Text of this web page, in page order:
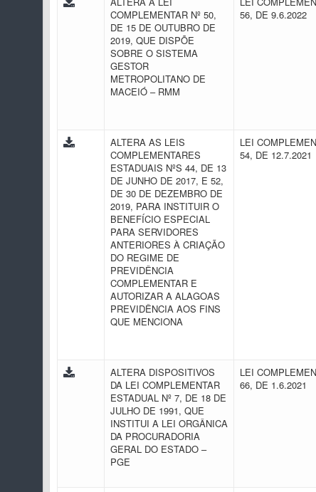
COMPLEMENTAR Nº 50,
DE 15 DE OUTUBRO DE
2019, QUE DISPÕE
SOBRE O SISTEMA
GESTOR
METROPOLITANO DE
MACEIÓ – RMM
56, DE 9.6.2022
ALTERA AS LEIS
COMPLEMENTARES
ESTADUAIS NºS 44, DE 13
DE JUNHO DE 2017, E 52,
DE 30 DE DEZEMBRO DE
2019, PARA INSTITUIR O
BENEFÍCIO ESPECIAL
PARA SERVIDORES
ANTERIORES À CRIAÇÃO
DO REGIME DE
PREVIDÊNCIA
COMPLEMENTAR E
AUTORIZAR A ALAGOAS
PREVIDÊNCIA AOS FINS
QUE MENCIONA
LEI
54, DE 12.7.2021
ALTERA DISPOSITIVOS
DA LEI COMPLEMENTAR
ESTADUAL Nº 7, DE 18 DE
JULHO DE 1991, QUE
INSTITUI A LEI ORGÂNICA
DA PROCURADORIA
GERAL DO ESTADO –
PGE
LEI
66, DE 1.6.2021